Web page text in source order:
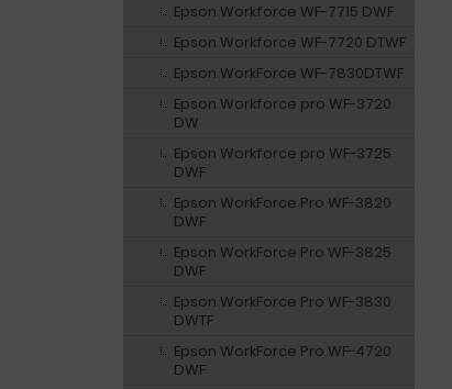
Epson Workforce WF-7715 DWF
Epson Workforce WF-7720 DTWF
Epson WorkForce WF-7830DTWF
Epson Workforce pro WF-3720
DW
Epson Workforce pro WF-3725
DWF
Epson WorkForce Pro WF-3820
DWF
Epson WorkForce Pro WF-3825
DWF
Epson WorkForce Pro WF-3830
DWTF
Epson WorkForce Pro WF-4720
DWF